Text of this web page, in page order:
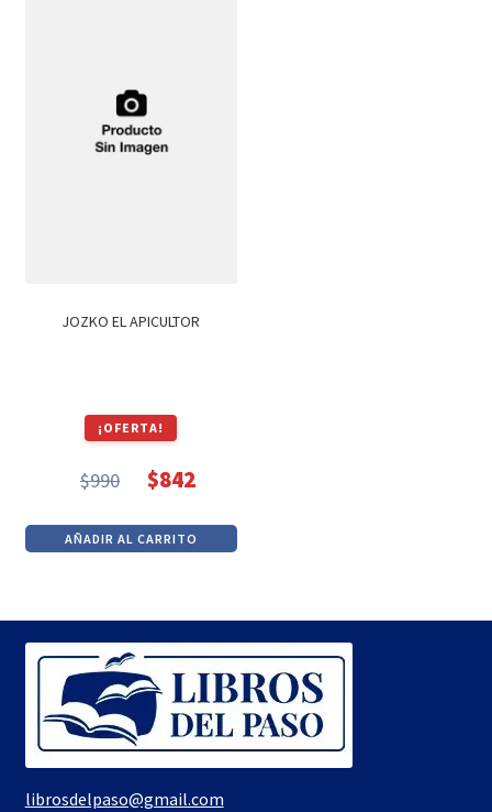
JOZKO EL APICULTOR
¡OFERTA!
$990
precio
original
$842
precio
actual
AÑADIR AL CARRITO
librosdelpaso@gmail.com